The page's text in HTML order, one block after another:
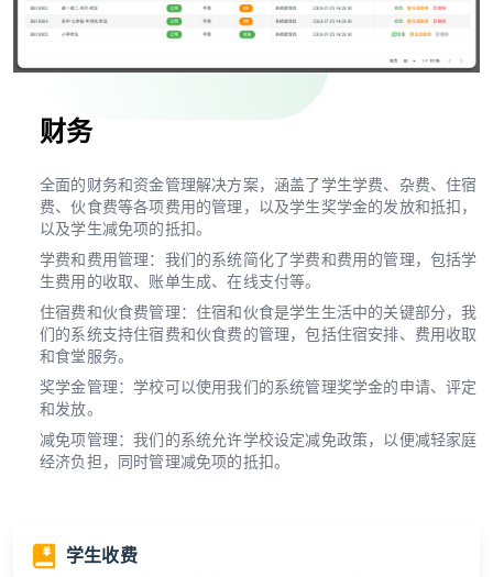
财务
全面的财务和资金管理解决方案，涵盖了学生学费、杂费、住宿
费、伙食费等各项费用的管理，以及学生奖学金的发放和抵扣，
以及学生减免项的抵扣。
学费和费用管理：我们的系统简化了学费和费用的管理，包括学
生费用的收取、账单生成、在线支付等。
住宿费和伙食费管理：住宿和伙食是学生生活中的关键部分，我
们的系统支持住宿费和伙食费的管理，包括住宿安排、费用收取
和食堂服务。
奖学金管理：学校可以使用我们的系统管理奖学金的申请、评定
和发放。
减免项管理：我们的系统允许学校设定减免政策，以便减轻家庭
经济负担，同时管理减免项的抵扣。
学生收费